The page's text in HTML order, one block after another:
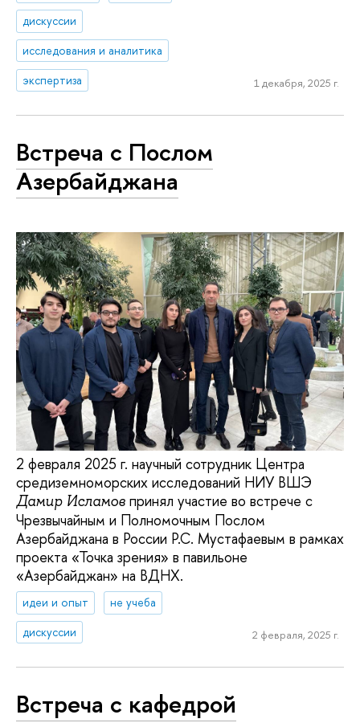
дискуссии
исследования и аналитика
экспертиза
1 декабря, 2025 г.
Встреча с Послом
Азербайджана
2 февраля 2025 г. научный сотрудник Центра
средиземноморских исследований НИУ ВШЭ
Дамир Исламов принял участие во встрече с
Чрезвычайным и Полномочным Послом
Азербайджана в России Р.С. Мустафаевым в рамках
проекта «Точка зрения» в павильоне
«Азербайджан» на ВДНХ.
идеи и опыт
не учеба
дискуссии
2 февраля, 2025 г.
Встреча с кафедрой